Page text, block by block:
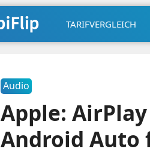
TARIFVERGLEICH
Audio
Apple:
Android Auto